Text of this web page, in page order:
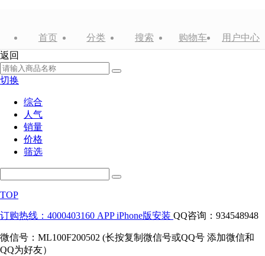
首页 分类 搜索 购物车
用户中心
返回
切换
综合
人气
销量
价格
筛选
TOP
订购热线：4000403160 APP iPhone版安装 QQ咨询：934548948
微信号：ML100F200502 (长按复制微信号或QQ号 添加微信和
QQ为好友）